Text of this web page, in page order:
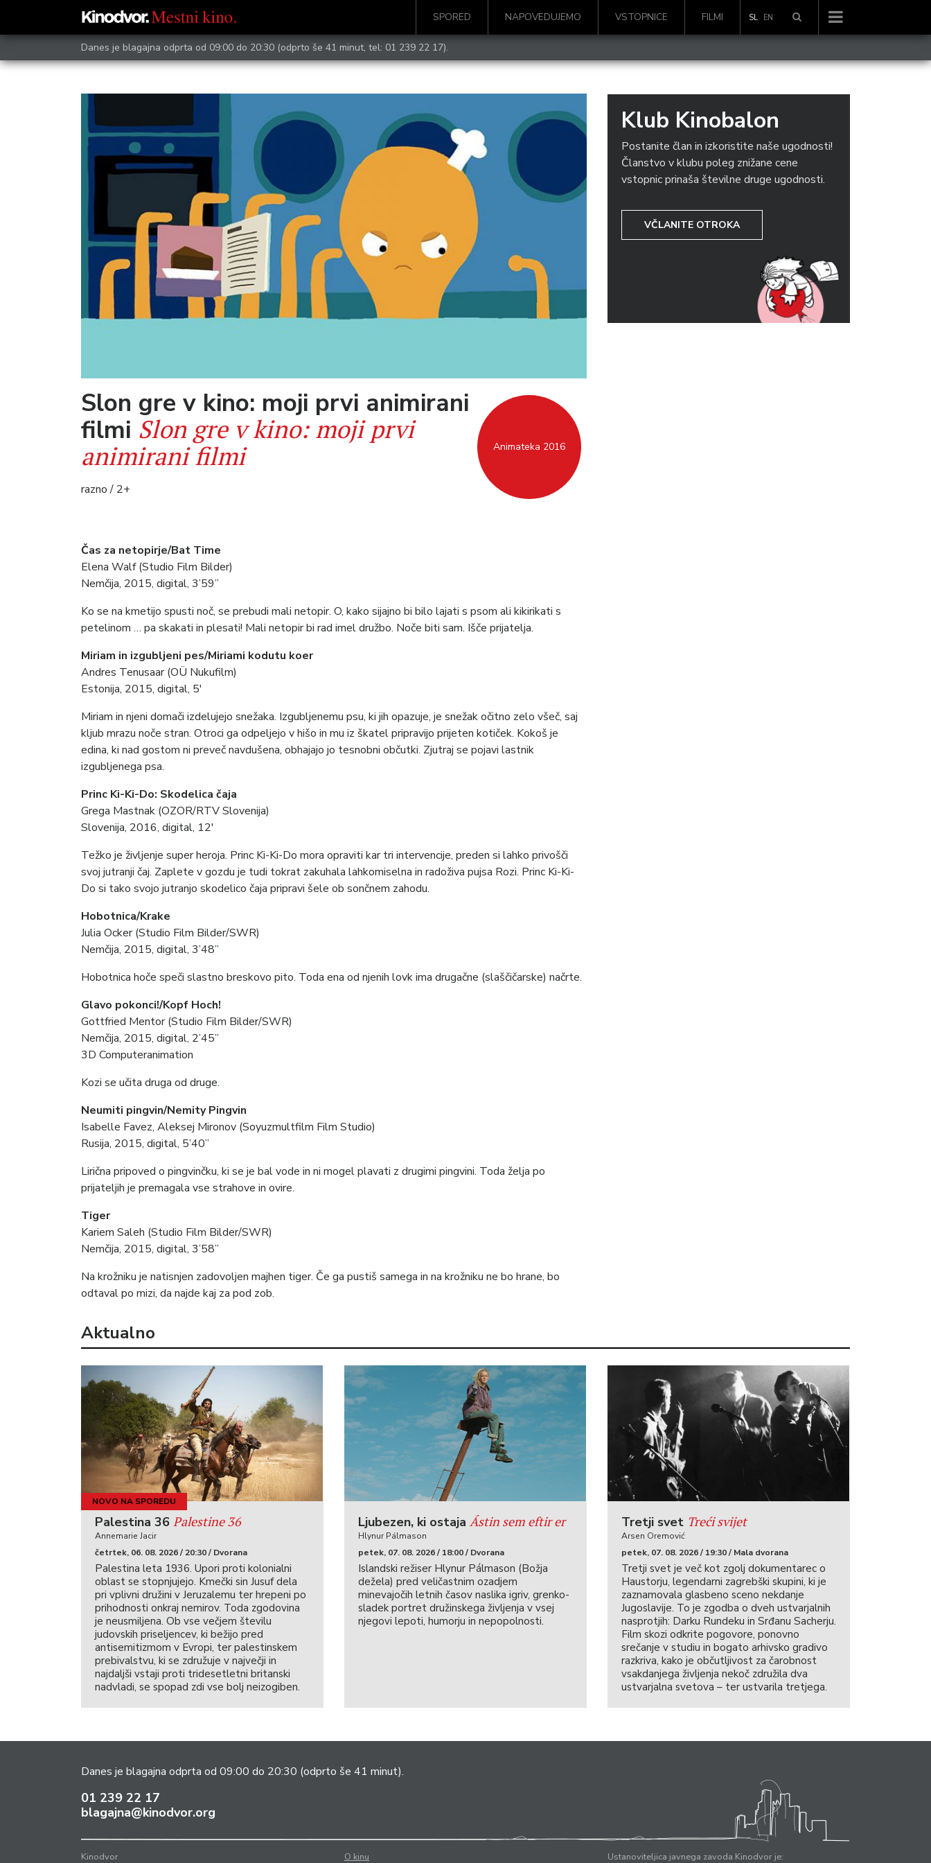
SPORED NAPOVEDUJEMO VSTOPNICE FILMI SL EN
Danes je blagajna odprta od 09:00 do 20:30 (odprto še 41 minut, tel: 01 239 22 17).
Animateka 2016
Slon gre v kino: moji prvi animirani
filmi Slon gre v kino: moji prvi
animirani filmi
razno / 2+
Čas za netopirje/Bat Time
Elena Walf (Studio Film Bilder)
Nemčija, 2015, digital, 3’59”
Ko se na kmetijo spusti noč, se prebudi mali netopir. O, kako sijajno bi bilo lajati s psom ali kikirikati s
petelinom … pa skakati in plesati! Mali netopir bi rad imel družbo. Noče biti sam. Išče prijatelja.
Miriam in izgubljeni pes/Miriami kodutu koer
Andres Tenusaar (OÜ Nukufilm)
Estonija, 2015, digital, 5′
Miriam in njeni domači izdelujejo snežaka. Izgubljenemu psu, ki jih opazuje, je snežak očitno zelo všeč, saj
kljub mrazu noče stran. Otroci ga odpeljejo v hišo in mu iz škatel pripravijo prijeten kotiček. Kokoš je
edina, ki nad gostom ni preveč navdušena, obhajajo jo tesnobni občutki. Zjutraj se pojavi lastnik
izgubljenega psa.
Princ Ki-Ki-Do: Skodelica čaja
Grega Mastnak (OZOR/RTV Slovenija)
Slovenija, 2016, digital, 12′
Težko je življenje super heroja. Princ Ki-Ki-Do mora opraviti kar tri intervencije, preden si lahko privošči
svoj jutranji čaj. Zaplete v gozdu je tudi tokrat zakuhala lahkomiselna in radoživa pujsa Rozi. Princ Ki-Ki-
Do si tako svojo jutranjo skodelico čaja pripravi šele ob sončnem zahodu.
Hobotnica/Krake
Julia Ocker (Studio Film Bilder/SWR)
Nemčija, 2015, digital, 3’48”
Hobotnica hoče speči slastno breskovo pito. Toda ena od njenih lovk ima drugačne (slaščičarske) načrte.
Glavo pokonci!/Kopf Hoch!
Gottfried Mentor (Studio Film Bilder/SWR)
Nemčija, 2015, digital, 2’45”
3D Computeranimation
Kozi se učita druga od druge.
Neumiti pingvin/Nemity Pingvin
Isabelle Favez, Aleksej Mironov (Soyuzmultfilm Film Studio)
Rusija, 2015, digital, 5’40”
Lirična pripoved o pingvinčku, ki se je bal vode in ni mogel plavati z drugimi pingvini. Toda želja po
prijateljih je premagala vse strahove in ovire.
Tiger
Kariem Saleh (Studio Film Bilder/SWR)
Nemčija, 2015, digital, 3’58”
Na krožniku je natisnjen zadovoljen majhen tiger. Če ga pustiš samega in na krožniku ne bo hrane, bo
odtaval po mizi, da najde kaj za pod zob.
Klub Kinobalon
Postanite član in izkoristite naše ugodnosti!
Članstvo v klubu poleg znižane cene
vstopnic prinaša številne druge ugodnosti.
VČLANITE OTROKA
Aktualno
NOVO NA SPOREDU
Palestina 36 Palestine 36
Annemarie Jacir
četrtek, 06. 08. 2026 / 20:30 / Dvorana
Palestina leta 1936. Upori proti kolonialni
oblast se stopnjujejo. Kmečki sin Jusuf dela
pri vplivni družini v Jeruzalemu ter hrepeni po
prihodnosti onkraj nemirov. Toda zgodovina
je neusmiljena. Ob vse večjem številu
judovskih priseljencev, ki bežijo pred
antisemitizmom v Evropi, ter palestinskem
prebivalstvu, ki se združuje v največji in
najdaljši vstaji proti tridesetletni britanski
nadvladi, se spopad zdi vse bolj neizogiben.
Ljubezen, ki ostaja Ástin sem eftir er
Hlynur Pálmason
petek, 07. 08. 2026 / 18:00 / Dvorana
Islandski režiser Hlynur Pálmason (Božja
dežela) pred veličastnim ozadjem
minevajočih letnih časov naslika igriv, grenko-
sladek portret družinskega življenja v vsej
njegovi lepoti, humorju in nepopolnosti.
Tretji svet Treći svijet
Arsen Oremović
petek, 07. 08. 2026 / 19:30 / Mala dvorana
Tretji svet je več kot zgolj dokumentarec o
Haustorju, legendarni zagrebški skupini, ki je
zaznamovala glasbeno sceno nekdanje
Jugoslavije. To je zgodba o dveh ustvarjalnih
nasprotjih: Darku Rundeku in Srđanu Sacherju.
Film skozi odkrite pogovore, ponovno
srečanje v studiu in bogato arhivsko gradivo
razkriva, kako je občutljivost za čarobnost
vsakdanjega življenja nekoč združila dva
ustvarjalna svetova – ter ustvarila tretjega.
Danes je blagajna odprta od 09:00 do 20:30 (odprto še 41 minut).
01 239 22 17
blagajna@kinodvor.org
Kinodvor O kinu Ustanoviteljica javnega zavoda Kinodvor je: